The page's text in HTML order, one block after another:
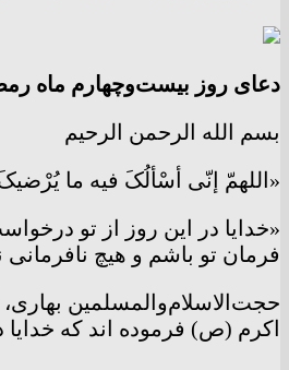
دعای روز بیست‌وچهارم ماه
بسم الله الرحمن الرحیم
«اللهمّ إنّی أسْألُکَ فیه ما
«خدایا در این روز از تو
فرمان تو باشم و هیچ
حجت‌الاسلام‌والمسلمین
اکرم (ص) فرموده اند که